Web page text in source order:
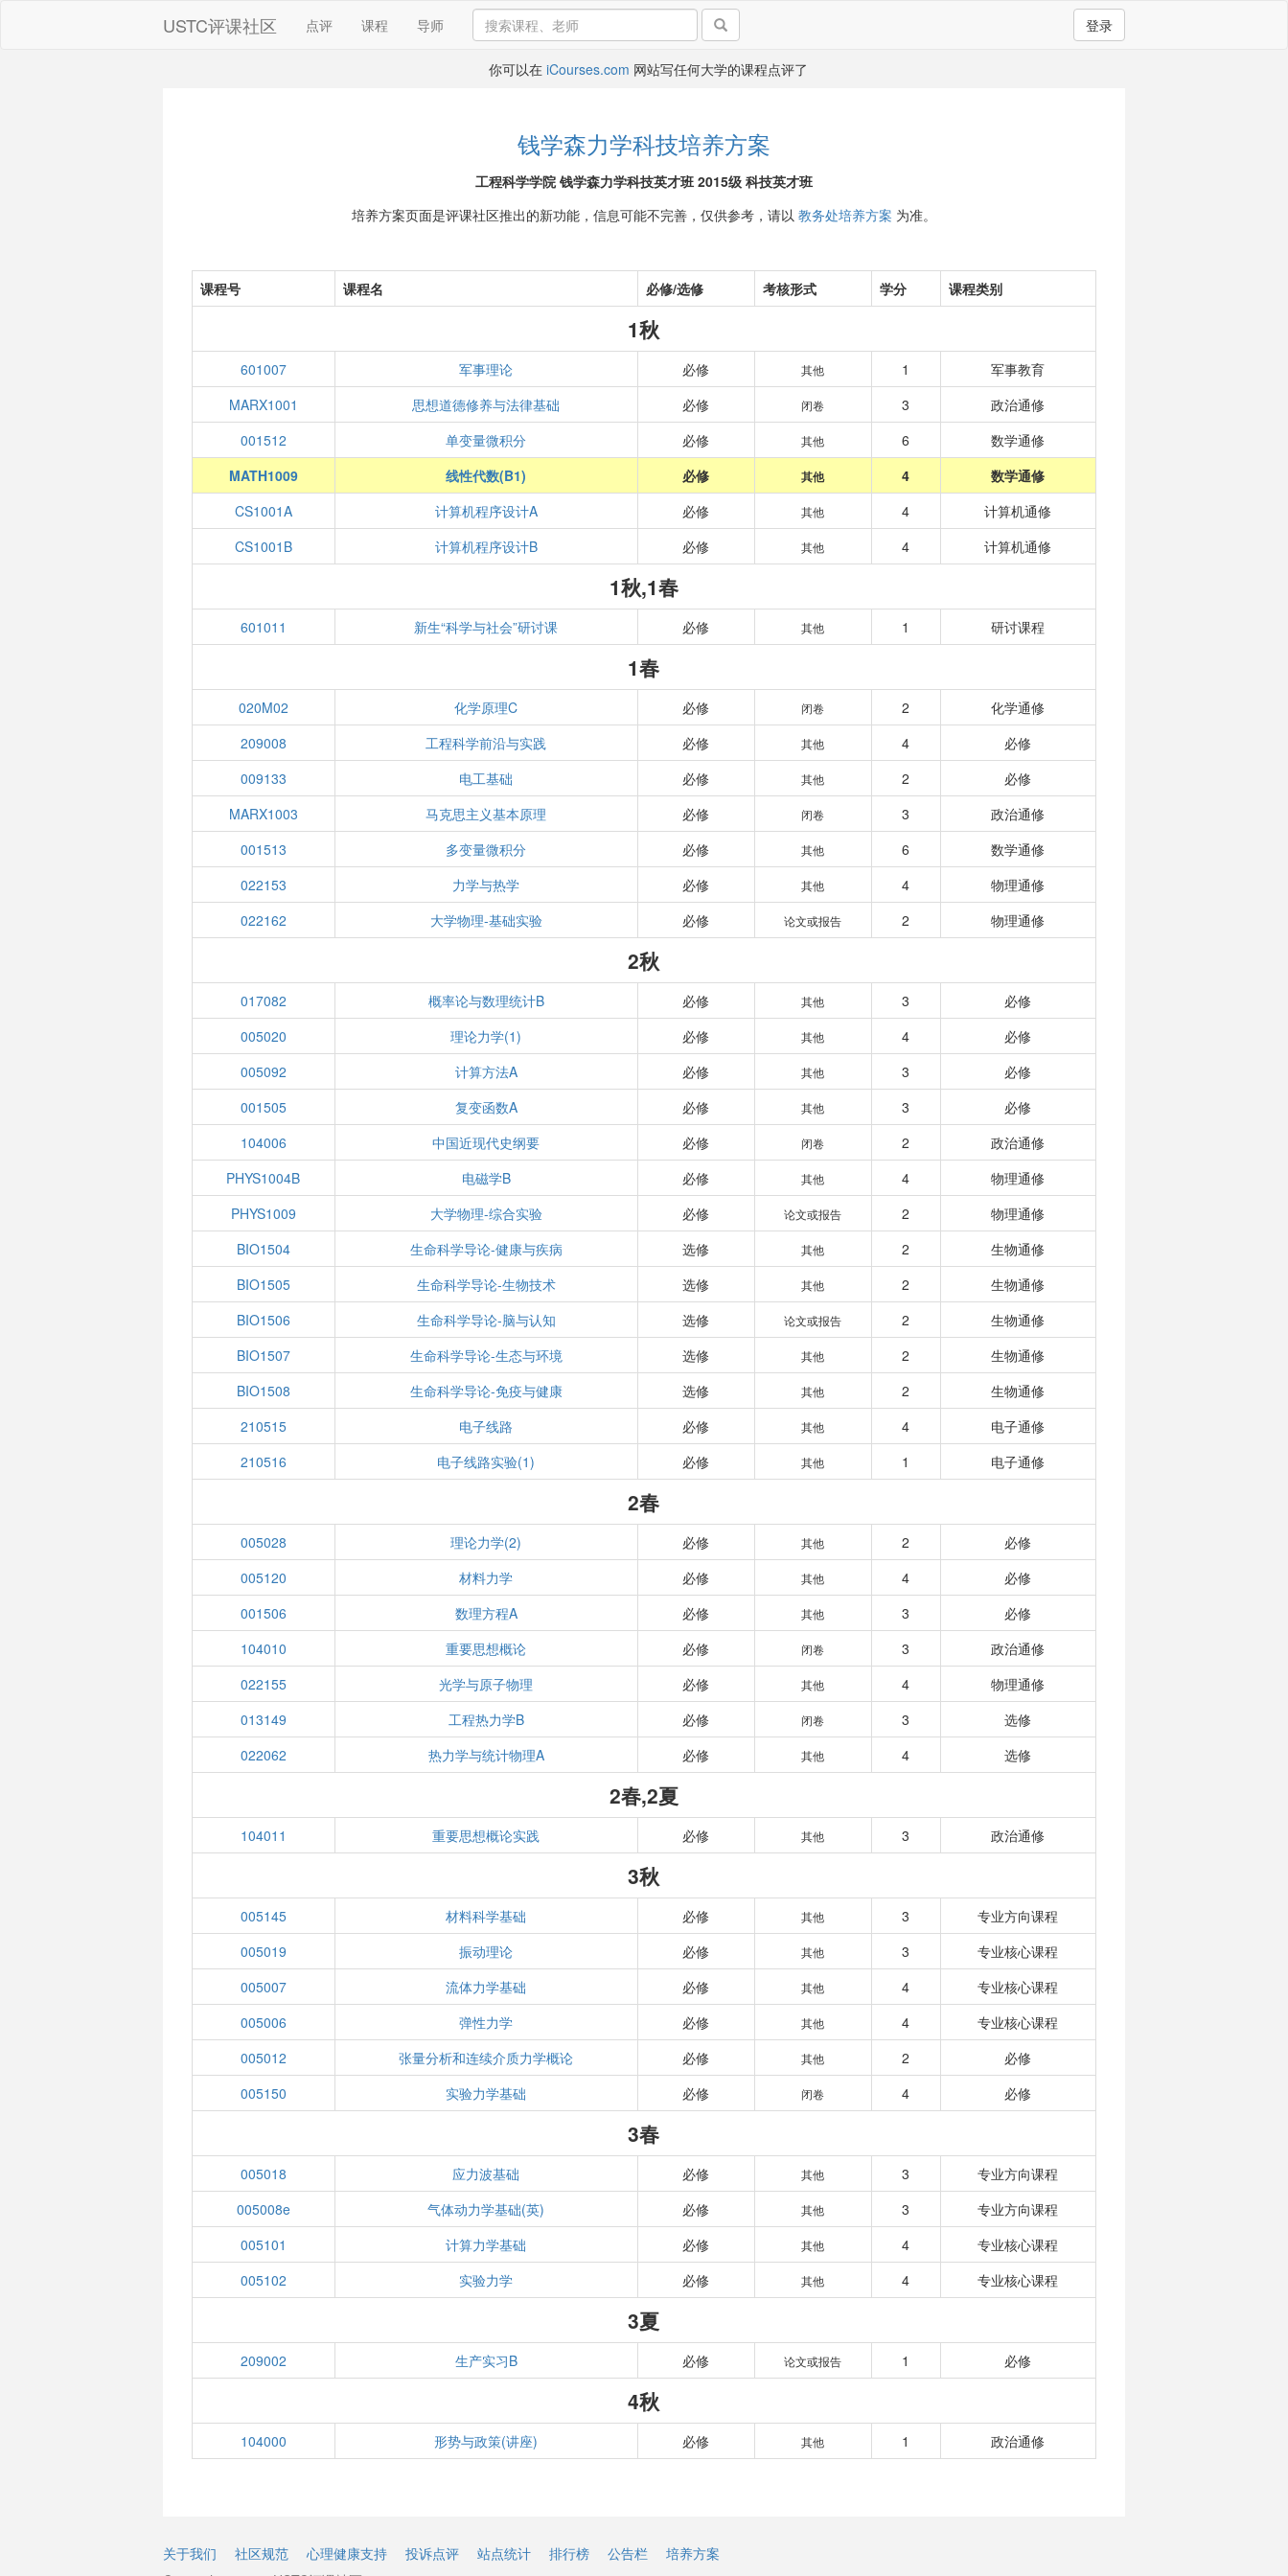
USTC评课社区 点评 课程 导师 登录
你可以在 iCourses.com 网站写任何大学的课程点评了
钱学森力学科技培养方案
工程科学学院 钱学森力学科技英才班 2015级 科技英才班
培养方案页面是评课社区推出的新功能，信息可能不完善，仅供参考，请以 教务处培养方案 为准。
课程号 课程名 必修/选修 考核形式 学分 课程类别
1秋
601007 军事理论 必修 其他 1
军事教育
MARX1001
思想道德修养与法律基础 必修 闭卷 3
政治通修
001512
单变量微积分 必修 其他 6
数学通修
MATH1009
线性代数(B1) 必修 其他 4
数学通修
CS1001A
计算机程序设计A 必修 其他 4
计算机通修
CS1001B
计算机程序设计B 必修 其他 4 计算机通修
1秋,1春
601011 新生“科学与社会”研讨课 必修 其他 1 研讨课程
1春
020M02 化学原理C 必修 闭卷 2
化学通修
209008
工程科学前沿与实践 必修 其他 4
必修
009133
电工基础 必修 其他 2
必修
MARX1003
马克思主义基本原理 必修 闭卷 3
政治通修
001513
多变量微积分 必修 其他 6
数学通修
022153
力学与热学 必修 其他 4
物理通修
022162
大学物理-基础实验 必修 论文或报告 2 物理通修
2秋
017082 概率论与数理统计B 必修 其他 3
必修
005020
理论力学(1) 必修 其他 4
必修
005092
计算方法A 必修 其他 3
必修
001505
复变函数A 必修 其他 3
必修
104006
中国近现代史纲要 必修 闭卷 2
政治通修
PHYS1004B
电磁学B 必修 其他 4
物理通修
PHYS1009
大学物理-综合实验 必修 论文或报告 2
物理通修
BIO1504
生命科学导论-健康与疾病 选修 其他 2
生物通修
BIO1505
生命科学导论-生物技术 选修 其他 2
生物通修
BIO1506
生命科学导论-脑与认知 选修 论文或报告 2
生物通修
BIO1507
生命科学导论-生态与环境 选修 其他 2
生物通修
BIO1508
生命科学导论-免疫与健康 选修 其他 2
生物通修
210515
电子线路 必修 其他 4
电子通修
210516
电子线路实验(1) 必修 其他 1 电子通修
2春
005028 理论力学(2) 必修 其他 2
必修
005120
材料力学 必修 其他 4
必修
001506
数理方程A 必修 其他 3
必修
104010
重要思想概论 必修 闭卷 3
政治通修
022155
光学与原子物理 必修 其他 4
物理通修
013149
工程热力学B 必修 闭卷 3
选修
022062
热力学与统计物理A 必修 其他 4 选修
2春,2夏
104011 重要思想概论实践 必修 其他 3 政治通修
3秋
005145 材料科学基础 必修 其他 3
专业方向课程
005019
振动理论 必修 其他 3
专业核心课程
005007
流体力学基础 必修 其他 4
专业核心课程
005006
弹性力学 必修 其他 4
专业核心课程
005012
张量分析和连续介质力学概论 必修 其他 2
必修
005150
实验力学基础 必修 闭卷 4 必修
3春
005018 应力波基础 必修 其他 3
专业方向课程
005008e
气体动力学基础(英) 必修 其他 3
专业方向课程
005101
计算力学基础 必修 其他 4
专业核心课程
005102
实验力学 必修 其他 4 专业核心课程
3夏
209002 生产实习B 必修 论文或报告 1 必修
4秋
104000 形势与政策(讲座) 必修 其他 1 政治通修
关于我们 社区规范 心理健康支持 投诉点评 站点统计 排行榜 公告栏
培养方案